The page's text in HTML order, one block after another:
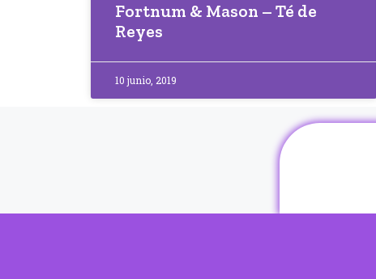
Fortnum & Mason – Té de
Reyes
10 junio, 2019